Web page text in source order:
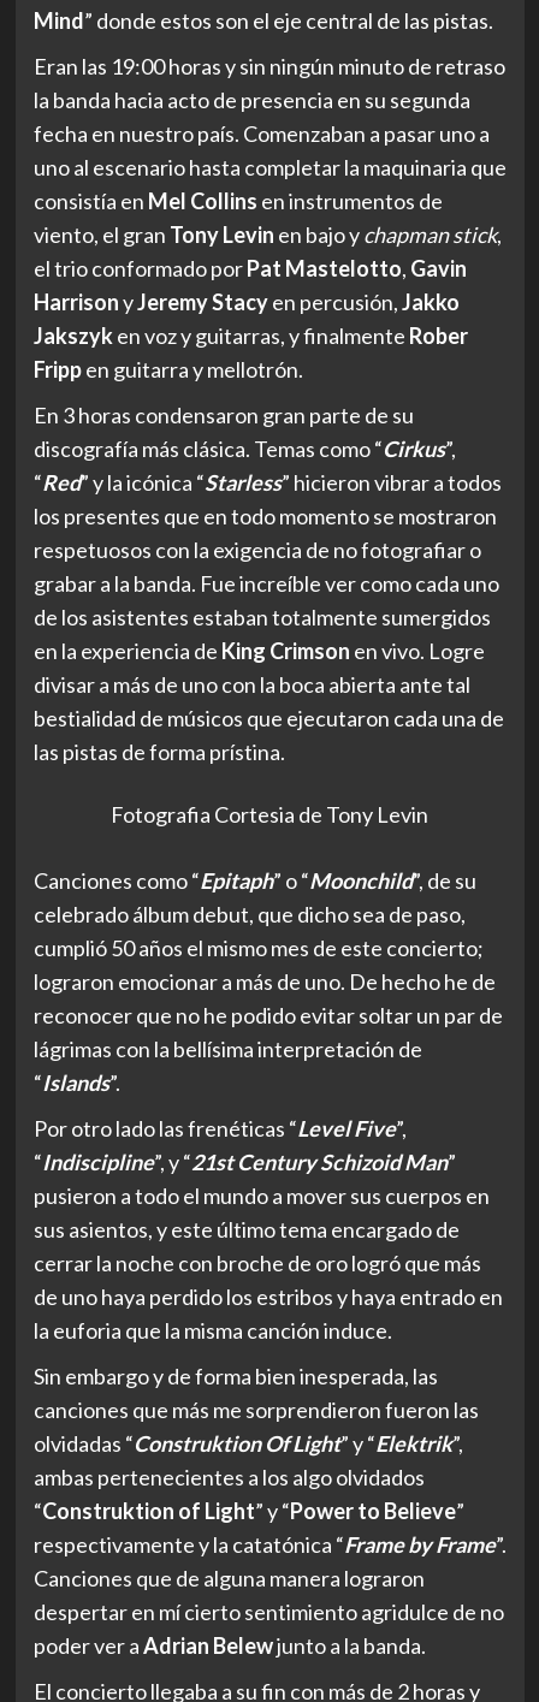
el trio conformado porPat Mastelotto ,Gavin
Jakszyk en voz y guitarras, y finalmente Rober
Frippen guitarra y mellotrón.
En 3 horas condensaron gran parte de su
discografía más clásica. Temas como “Cirkus
“Red” y la icónica “Starless” hicieron vibrar a todos
los presentes que en todo momento se mostraron
respetuosos con la exigencia de no fotografiar o
grabar a la banda. Fue increíble ver como cada uno
de los asistentes estaban totalmente sumergidos
divisar a más de uno con la boca abierta ante tal
bestialidad de músicos que ejecutaron cada una de
las pistas de forma prístina.
Fotografia Cortesia de Tony Levin
Canciones como “Epitaph ” o “Moonchild”, de su
celebrado álbum debut, que dicho sea de paso,
cumplió 50 años el mismo mes de este concierto;
lograron emocionar a más de uno. De hecho he de
reconocer que no he podido evitar soltar un par de
”.
Por otro lado las frenéticas “Level Five”,
“Indiscipline”, y “21st Century Schizoid Man”
pusieron a todo el mundo a mover sus cuerpos en
sus asientos, y este último tema encargado de
cerrar la noche con broche de oro logró que más
de uno haya perdido los estribos y haya entrado en
la euforia que la misma canción induce.
Sin embargo y de forma bien inesperada, las
canciones que más me sorprendieron fueron las
olvidadas “Construktion Of Light” y “Elektrik”,
ambas pertenecientes a los algo olvidados
“Construktion of Light” y “Power to Believe”
respectivamente y la catatónica “Frame by Frame”.
Canciones que de alguna manera lograron
poder ver aAdrian Belewjunto a la banda.
El concierto llegaba a su fin con más de 2 horas y
media de música de primer nivel, ejecutada por
músicos que en ningún momento se vieron fuera
de conexión.King Crimson, tal como lo dije en
alguna ocasión, son una maquinaria muy bien
aceitada y que en su paso por Chile no dejó a nadie
indiferente.
Pudimos presenciar un concierto que se perfila